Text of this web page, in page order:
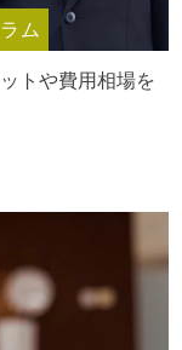
ム
トや費用相場を